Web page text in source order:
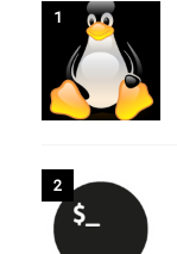
1
2